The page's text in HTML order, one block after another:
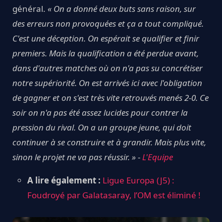
général. « On a donné deux buts sans raison, sur
des erreurs non provoquées et ça a tout compliqué.
C'est une déception. On espérait se qualifier et finir
premiers. Mais la qualification a été perdue avant,
dans d'autres matches où on n'a pas su concrétiser
notre supériorité. On est arrivés ici avec l'obligation
de gagner et on s'est très vite retrouvés menés 2-0. Ce
soir on n'a pas été assez lucides pour contrer la
pression du rival. On a un groupe jeune, qui doit
continuer à se construire et à grandir. Mais plus vite,
sinon le projet ne va pas réussir. »- L'Equipe
A lire également : Ligue Europa (J5) :
Foudroyé par Galatasaray, l’OM est éliminé !